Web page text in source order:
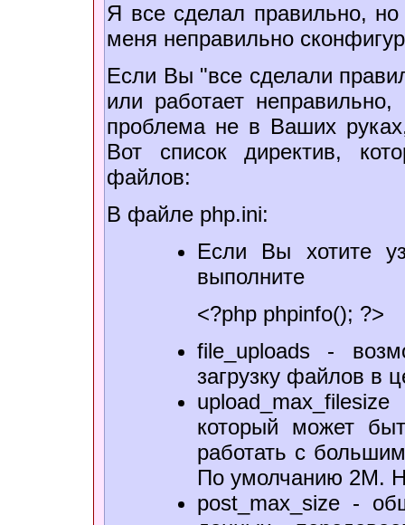
Я все сделал правильно,
меня неправильно
Если Вы "все сделали
или работает
проблема не в Ваших
Вот список директив,
файлов:
В файле php.ini:
Если Вы хотите
выполните
<?php phpinfo(); ?>
file_uploads -
загрузку файлов в
который может
работать с
По умолчанию 2М.
post_max_size -